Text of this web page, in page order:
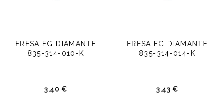
FRESA FG DIAMANTE
835-314-010-K
3,40 €Precio
FRESA FG DIAMANTE
835-314-014-K
3,43 €Precio